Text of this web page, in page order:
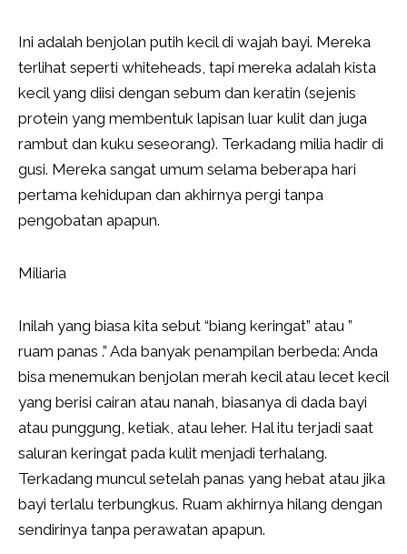
Ini adalah benjolan putih kecil di wajah bayi. Mereka
terlihat seperti whiteheads, tapi mereka adalah kista
kecil yang diisi dengan sebum dan keratin (sejenis
protein yang membentuk lapisan luar kulit dan juga
rambut dan kuku seseorang). Terkadang milia hadir di
gusi. Mereka sangat umum selama beberapa hari
pertama kehidupan dan akhirnya pergi tanpa
pengobatan apapun.
Miliaria
Inilah yang biasa kita sebut “biang keringat” atau ”
ruam panas .” Ada banyak penampilan berbeda: Anda
bisa menemukan benjolan merah kecil atau lecet kecil
yang berisi cairan atau nanah, biasanya di dada bayi
atau punggung, ketiak, atau leher. Hal itu terjadi saat
saluran keringat pada kulit menjadi terhalang.
Terkadang muncul setelah panas yang hebat atau jika
bayi terlalu terbungkus. Ruam akhirnya hilang dengan
sendirinya tanpa perawatan apapun.